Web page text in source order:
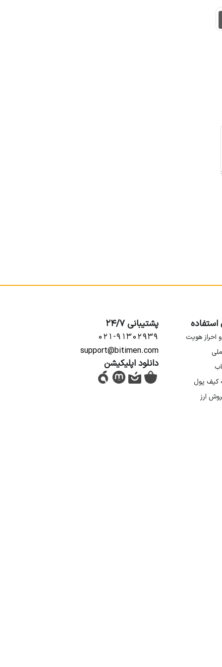
استفاده
احراز هویت
کیف پول
ارز
پشتیبانی 24/7
۰۲۱-۹۱۳۰۲۹۳۹
support@bitimen.com
دانلود اپلیکیشن